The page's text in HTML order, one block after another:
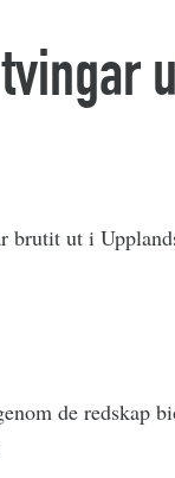
brutit ut i
de redskap